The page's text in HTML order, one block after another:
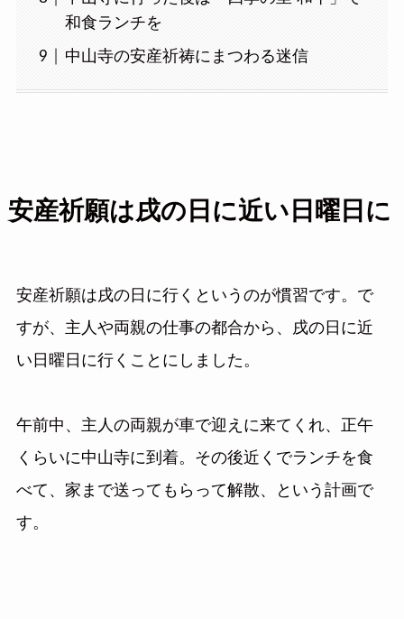
和食ランチを
中山寺の安産祈祷にまつわる迷信
安産祈願は戌の日に近い日曜日に
安産祈願は戌の日に行くというのが慣習です。で
すが、主人や両親の仕事の都合から、戌の日に近
い日曜日に行くことにしました。
午前中、主人の両親が車で迎えに来てくれ、正午
くらいに中山寺に到着。その後近くでランチを食
べて、家まで送ってもらって解散、という計画で
す。